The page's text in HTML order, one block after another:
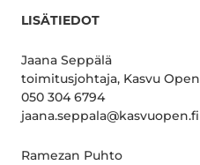
LISÄTIEDOT
Jaana Seppälä
toimitusjohtaja, Kasvu Open
050 304 6794
jaana.seppala@kasvuopen.fi
Ramezan Puhto